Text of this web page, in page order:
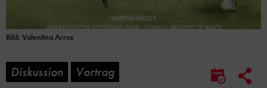
Bild: Valentina Arros
Diskussion Vortrag